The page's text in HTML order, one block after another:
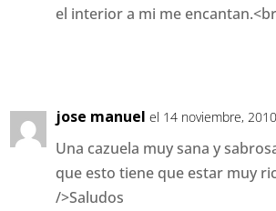
el interior a mi me
jose manuel el 14 noviembre,
Una cazuela muy sana y
que esto tiene que estar muy
/>Saludos